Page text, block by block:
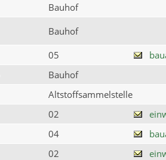
Bauhof
Bauhof
05
Bauhof
Altstoffsammelstelle
02
04
02